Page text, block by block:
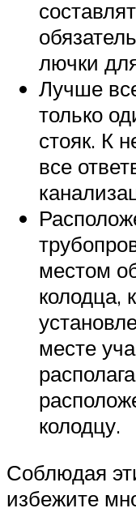
лючки
Лучше
только
стояк. К
все
местом
колодца,
месте
колодцу.
Соблюдая
избежите